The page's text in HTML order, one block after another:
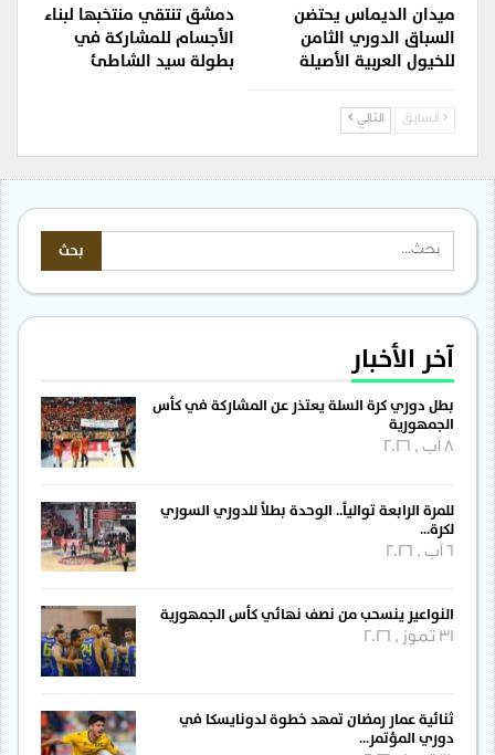
ميدان الديماس يحتضن
السباق الدوري الثامن
للخيول العربية الأصيلة
دمشق تنتقي منتخبها لبناء
الأجسام للمشاركة في
بطولة سيد الشاطئ
السابق التالي
آخر الأخبار
بطل دوري كرة السلة يعتذر عن المشاركة في كأس
الجمهورية
للمرة الرابعة توالياً.. الوحدة بطلاً للدوري السوري
لكرة…
النواعير ينسحب من نصف نهائي كأس الجمهورية
31 تموز , 2026
ثنائية عمار رمضان تمهد خطوة لدونايسكا في
دوري المؤتمر…